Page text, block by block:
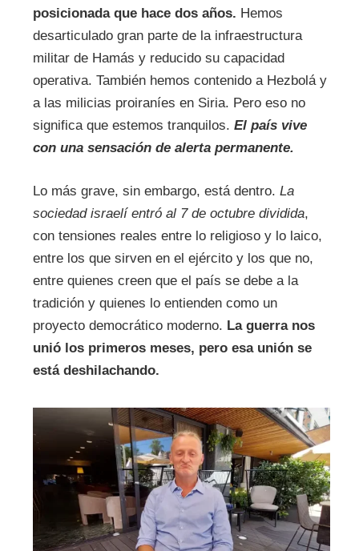
posicionada que hace dos años. Hemos
desarticulado gran parte de la infraestructura
militar de Hamás y reducido su capacidad
operativa. También hemos contenido a Hezbolá y
a las milicias proiraníes en Siria. Pero eso no
significa que estemos tranquilos. El país vive
con una sensación de alerta permanente.
Lo más grave, sin embargo, está dentro. La
sociedad israelí entró al 7 de octubre dividida,
con tensiones reales entre lo religioso y lo laico,
entre los que sirven en el ejército y los que no,
entre quienes creen que el país se debe a la
tradición y quienes lo entienden como un
proyecto democrático moderno. La guerra nos
unió los primeros meses, pero esa unión se
está deshilachando.